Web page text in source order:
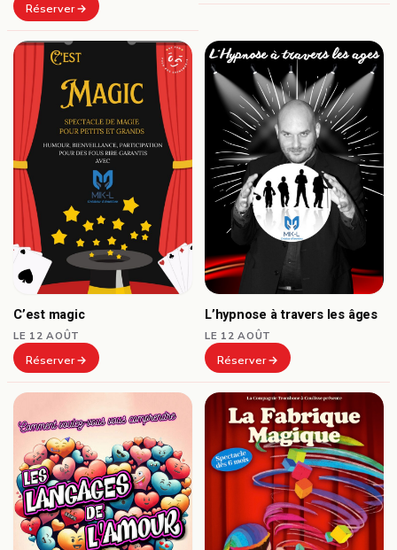
Réserver
C’est magic
LE 12 AOÛT
Réserver
L’hypnose à travers les âges
LE 12 AOÛT
Réserver